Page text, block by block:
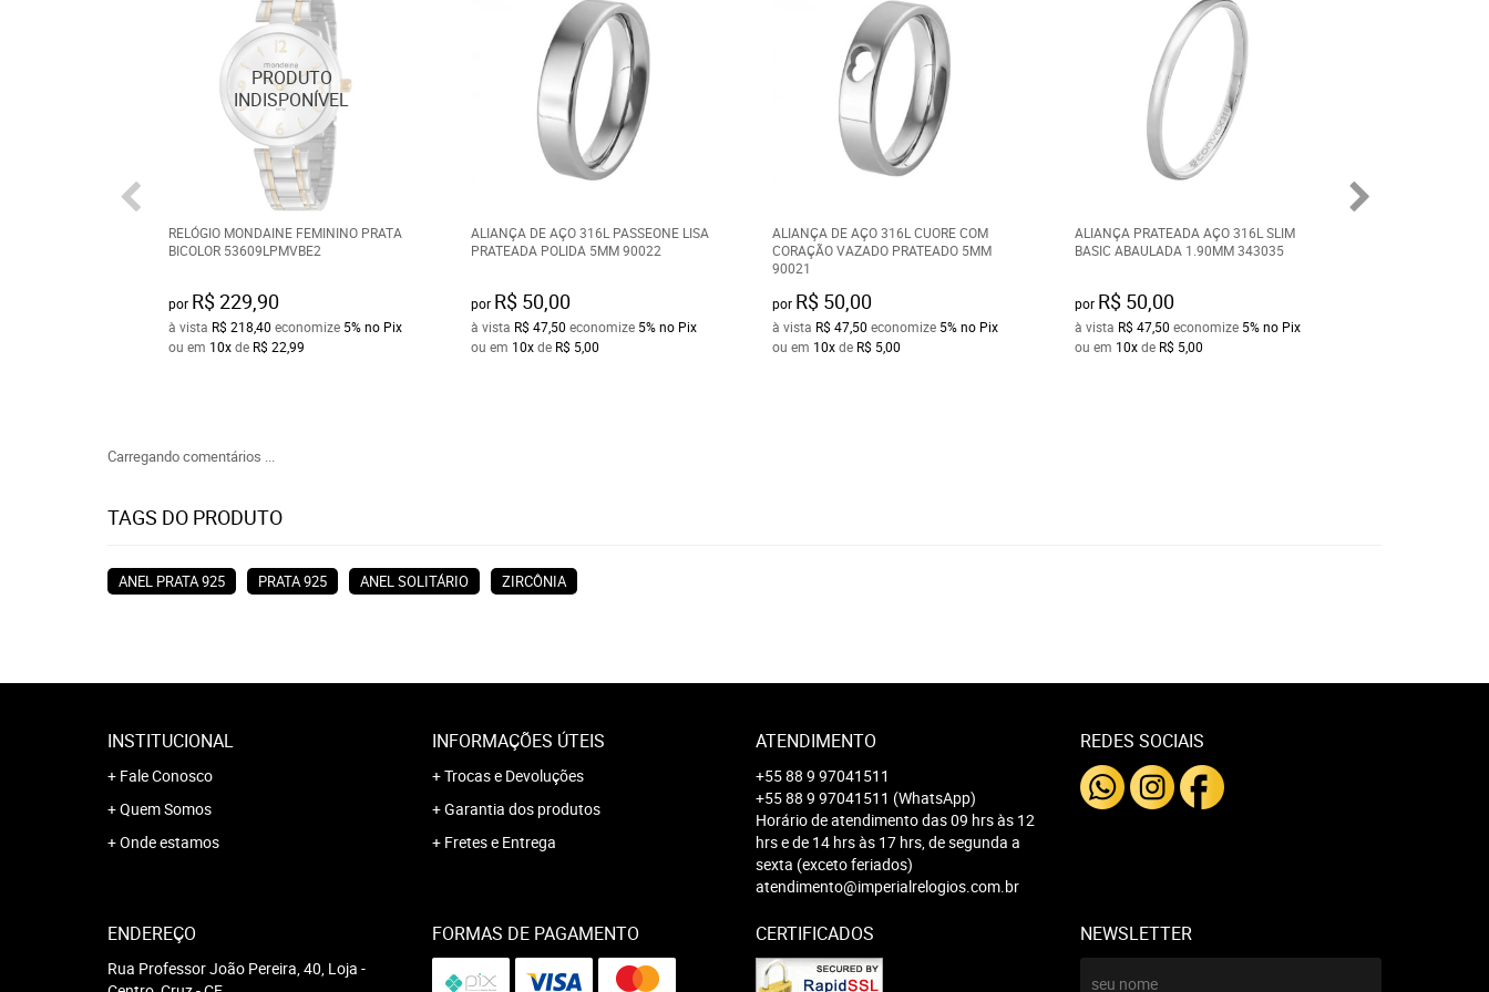
RELÓGIO MONDAINE FEMININO PRATA
BICOLOR 53609LPMVBE2
por R$ 229,90
à vista R$ 218,40 economize 5%no Pix
ou em 10xde R$ 22,99
ALIANÇA DE AÇO 316L PASSEONE LISA
PRATEADA POLIDA 5MM 90022
por R$ 50,00
à vista R$ 47,50 economize 5% no Pix
ou em 10xde R$ 5,00
ALIANÇA DE AÇO 316L CUORE COM
CORAÇÃO VAZADO PRATEADO 5MM
90021
por R$ 50,00
à vista R$ 47,50 economize 5%no Pix
ou em 10xde R$ 5,00
ALIANÇA PRATEADA AÇO 316L SLIM
BASIC ABAULADA 1.90MM 343035
por R$ 50,00
à vista R$ 47,50 economize 5% no Pix
ou em 10xde R$ 5,00
Carregando comentários ...
TAGS DO PRODUTO
ANEL PRATA 925 PRATA 925 ANEL SOLITÁRIO ZIRCÔNIA
INSTITUCIONAL
Fale Conosco
Quem Somos
Onde estamos
INFORMAÇÕES ÚTEIS
Trocas e Devoluções
Garantia dos produtos
Fretes e Entrega
ATENDIMENTO
+55 88 9 97041511
+55 88 9 97041511 (WhatsApp)
Horário de atendimento das 09 hrs às 12
hrs e de 14 hrs às 17 hrs, de segunda a
sexta (exceto feriados)
atendimento@imperialrelogios.com.br
REDES SOCIAIS
ENDEREÇO
Rua Professor João Pereira, 40, Loja -
FORMAS DE PAGAMENTO CERTIFICADOS NEWSLETTER